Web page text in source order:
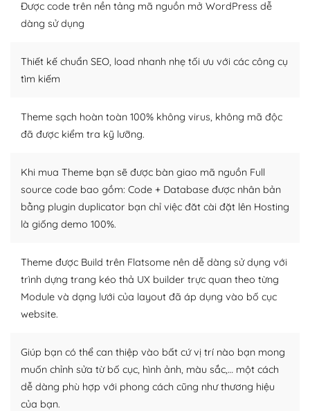
Dễ dàng tùy chỉnh trên WordPress
WordPress là nơi lưu trữ cho một diễn đàn cộng đồng
người cuồng tín WordPress.
Nếu bạn gặp khó khăn, bạn có thể lên mạng và tìm
lời, giải đáp vấn đề của bạn.
Cộng đồng sử dụng WordPress sẵn sàng hỗ trợ bạn
– Đa dạng plugin và themes
Plugin mở rộng là thành phần cài đặt thêm vào
WordPress để tăng thêm các tính năng cần thiết. Có
nhiều plugin trả phí hoặc miễn phí.
Nhờ lượng người dùng đông đảo, thư viện themes và
thích chọn lựa plugin và themes phù hợp cho mục đích
lập website của mình.
WordPress đa dạng plugin và themes
Được code trên nền tảng mã nguồn mở WordPress dễ
dàng sử dụng
Thiết kế chuẩn SEO, load nhanh nhẹ tối ưu với các công cụ
tìm kiếm
Theme sạch hoàn toàn 100% không virus, không mã độc
đã được kiểm tra kỹ lưỡng.
Khi mua Theme bạn sẽ được bàn giao mã nguồn Full
source code bao gồm: Code + Database được nhân bản
bằng plugin duplicator bạn chỉ việc đăt cài đặt lên Hosting
là giống demo 100%.
Theme được Build trên Flatsome nên dễ dàng sử dụng với
trình dựng trang kéo thả UX builder trực quan theo từng
Module và dạng lưới của layout đã áp dụng vào bố cục
website.
Giúp bạn có thể can thiệp vào bất cứ vị trí nào bạn mong
muốn chỉnh sửa từ bố cục, hình ảnh, màu sắc,… một cách
dễ dàng phù hợp với phong cách cũng như thương hiệu
của bạn.